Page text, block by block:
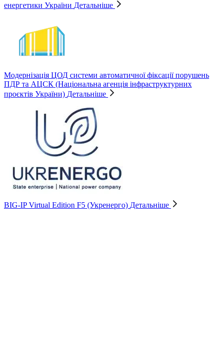
енергетики України Детальніше
Модернізація ЦОД системи автоматичної фіксації порушень
ПДР та АЦСК (Національна агенція інфраструктурних
проєктів України) Детальніше
BIG-IP Virtual Edition F5 (Укренерго) Детальніше